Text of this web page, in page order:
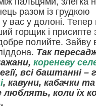
разом із грудкою
вас у долоні. Тепер
горщик і
полийте. Зайву
Так
кореневу
всі баштанні –
, кавуни, кабачки та
люблять, коли їх